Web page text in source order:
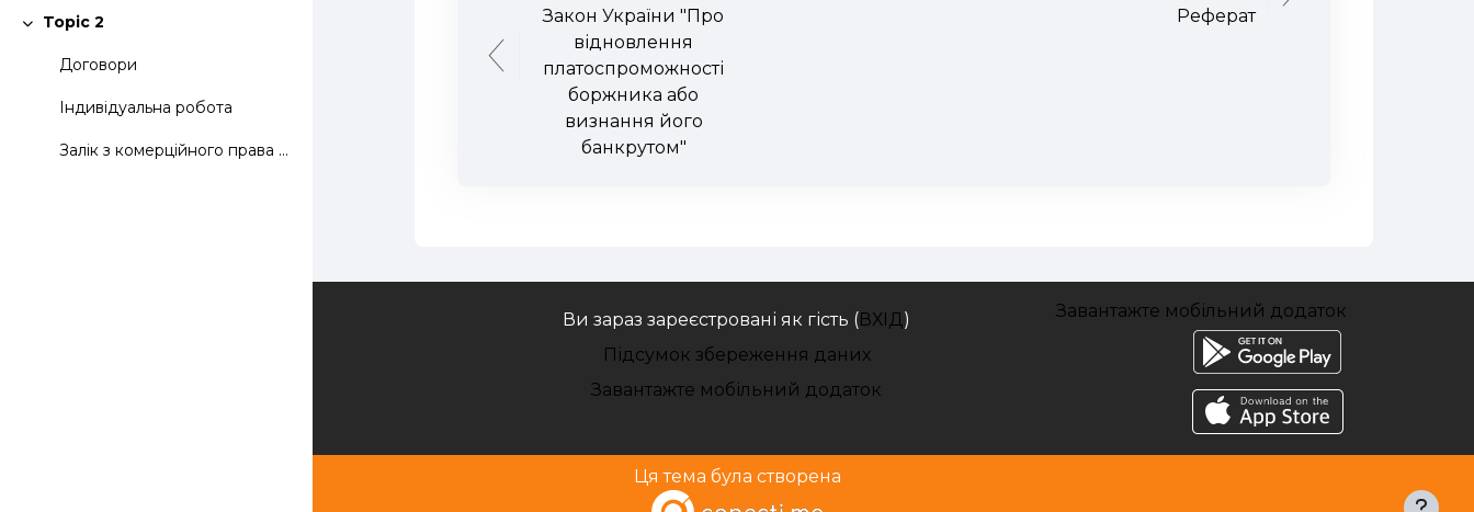
Згорнути
Topic 2
Договори
Індивідуальна робота
Залік з комерційного права відбудеться 27 грудня 2...
Закон України "Про
відновлення
платоспроможності
боржника або
визнання його
банкрутом"
Реферат
Ви зараз зареєстровані як гість (ВХІД)
Підсумок збереження даних
Завантажте мобільний додаток
Завантажте мобільний додаток
Ця тема була створена